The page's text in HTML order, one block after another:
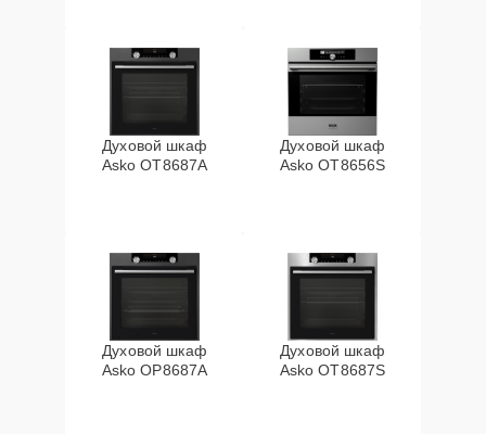
Духовой шкаф
Asko OT8687A
Духовой шкаф
Asko OT8656S
Духовой шкаф
Asko OP8687A
Духовой шкаф
Asko OT8687S